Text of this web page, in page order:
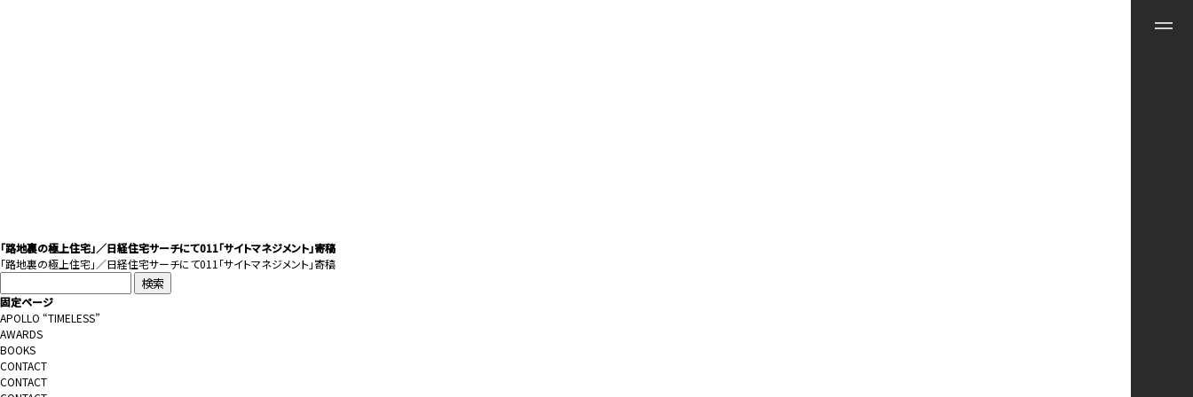
「路地裏の極上住宅」／日経住宅サーチにて011「サイトマネジメント」寄稿
「路地裏の極上住宅 」／日経住宅サーチにて011「サイトマネジメント」寄稿
索:
固定ページ
APOLLO “TIMELESS”
AWARDS
BOOKS
CONTACT
CONTACT